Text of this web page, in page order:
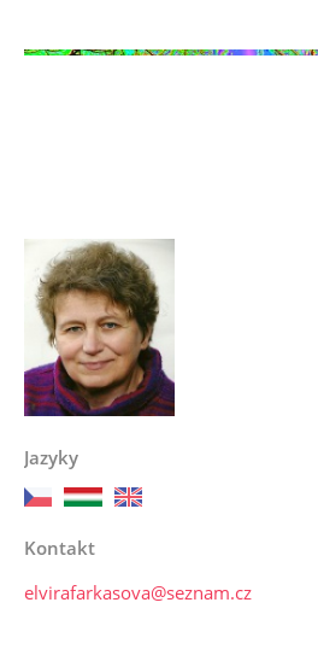
Jazyky
Kontakt
elvirafarkasova@seznam.cz